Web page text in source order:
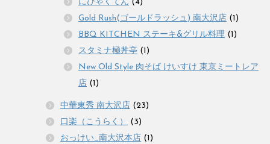
にひゃくてん (4)
Gold Rush(ゴールドラッシュ) 南大沢店 (1)
BBQ KITCHEN ステーキ&グリル料理 (1)
スタミナ極丼亭 (1)
New Old Style 肉そば けいすけ 東京ミートレア
店 (1)
中華東秀 南大沢店 (23)
口楽（こうらく）
(3)
おっけい_南大沢本店 (1)